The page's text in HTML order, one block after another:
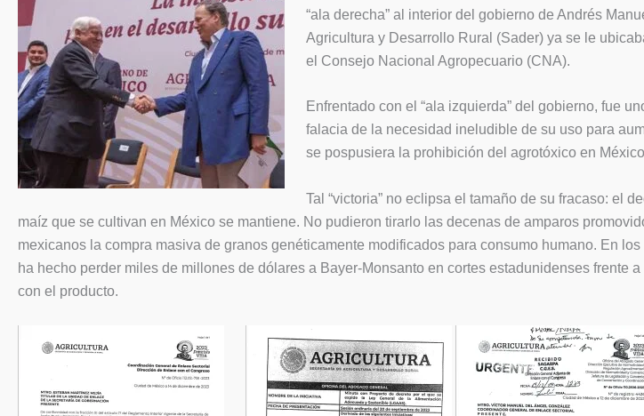
“ala derecha” al interior del gobierno de Andrés
Agricultura y Desarrollo Rural (Sader) ya se le
el Consejo Nacional Agropecuario (CNA).
Enfrentado con el “ala izquierda” del gobierno, fue
falacia de la necesidad ineludible de su uso para
se pospusiera la prohibición del agrotóxico en
Tal “victoria” no eclipsa el tamaño de su fracaso: el
maíz que se cultivan en México se mantiene. No pudieron tirarlo las decenas de amparos
mexicanos la compra masiva de granos genéticamente modificados para consumo humano. En
ha hecho perder miles de millones de dólares a Bayer-Monsanto en cortes estadunidenses frente
con el producto.